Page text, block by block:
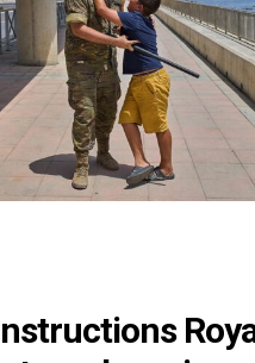
le1.ma
l'intelligence de
l'information